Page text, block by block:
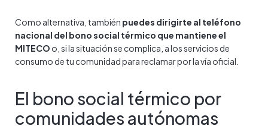
Como alternativa, también puedes dirigirte al teléfono
nacional del bono social térmico que mantiene el
MITECO o, si la situación se complica, a los servicios de
consumo de tu comunidad para reclamar por la vía oficial.
El bono social térmico por
comunidades autónomas